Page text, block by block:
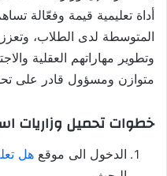
أداة تعليمية قيمة وفعّالة
المتوسطة لدى الطلاب،
وتطوير مهاراتهم العقلية
متوازن ومسؤول قادر على
خطوات تحميل وزاريات
الدخول الى موقع هل